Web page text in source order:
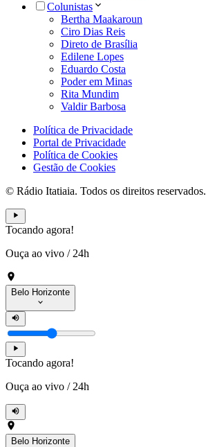
Colunistas
Bertha Maakaroun
Ciro Dias Reis
Direto de Brasília
Edilene Lopes
Eduardo Costa
Poder em Minas
Rita Mundim
Valdir Barbosa
Política de Privacidade
Portal de Privacidade
Política de Cookies
Gestão de Cookies
© Rádio Itatiaia. Todos os direitos reservados.
Tocando agora!
Ouça ao vivo / 24h
Belo Horizonte
Tocando agora!
Ouça ao vivo / 24h
Belo Horizonte